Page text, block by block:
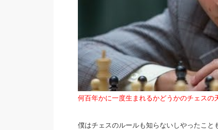
何百年かに一度生まれるかどうかのチェスの
僕はチェスのルールも知らないしやったこと